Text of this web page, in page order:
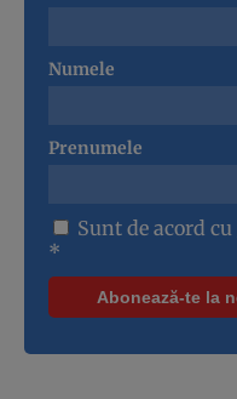
Numele
Prenumele
Sunt de acord cu
*